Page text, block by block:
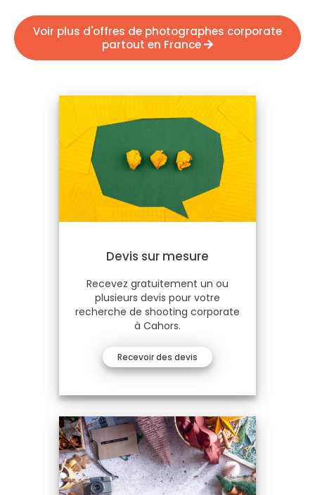
Voir plus d'offres de photographes corporate
partout en France
Devis sur mesure
Recevez gratuitement un ou
plusieurs devis pour votre
recherche de shooting corporate
à Cahors.
Recevoir des devis